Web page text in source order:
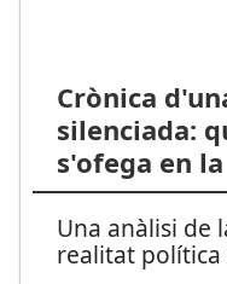
Crònica
silenciada:
s'ofega en
Una anàlisi de
realitat política